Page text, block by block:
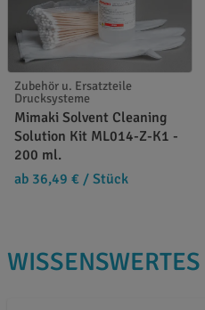
Zubehör u. Ersatzteile
Drucksysteme
Mimaki Solvent Cleaning
Solution Kit ML014-Z-K1 -
200 ml.
ab 36,49 € / Stück
WISSENSWERTES